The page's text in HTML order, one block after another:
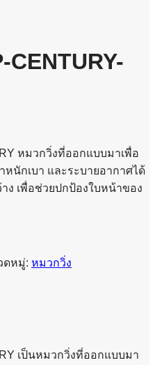
CENTURY-
หมวกวิ่งที่ออกแบบมาเพื่อ
นักเบา และระบายอากาศได้
ง เพื่อช่วยปกป้องใบหน้าของ
ดหมู่: หมวกวิ่ง
เป็นหมวกวิ่งที่ออกแบบมา